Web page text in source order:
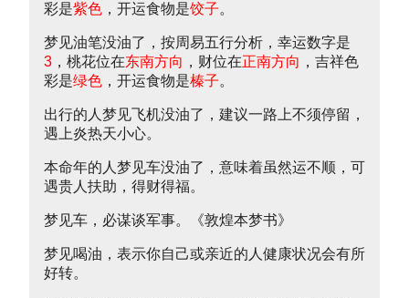
彩是紫色 ，开运食物是饺子。
梦见油笔没油了，按周易五行分析，幸运数字是
3 ，桃花位在东南方向 ，财位在正南方向 ，吉祥色
彩是绿色 ，开运食物是榛子。
出行的人梦见飞机没油了，建议一路上不须停留，
遇上炎热天小心。
本命年的人梦见车没油了，意味着虽然运不顺，可
遇贵人扶助，得财得福。
梦见车，必谋谈军事。《敦煌本梦书》
梦见喝油，表示你自己或亲近的人健康状况会有所
好转。